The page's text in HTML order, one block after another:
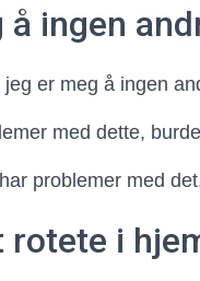
å ingen
er meg å ingen
med dette,
problemer med
rotete i